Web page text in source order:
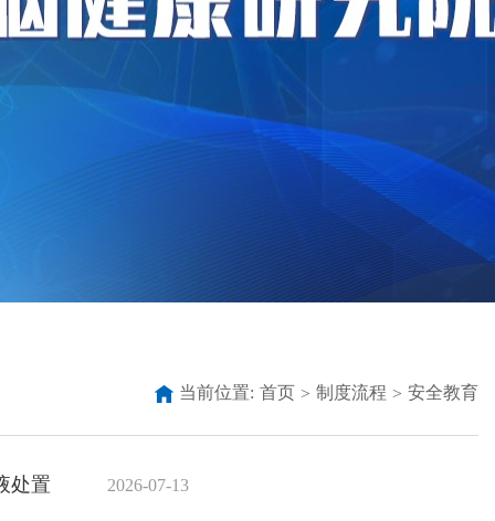
当前位置: 首页 > 制度流程 > 安全教育
处置 2026-07-13